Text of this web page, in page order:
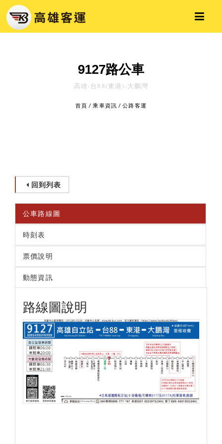
9127路公車
高雄-台88(東港)-大鵬灣
首頁 /乘車資訊 /公路客運
回到列表
公車路線圖
時刻表
票價說明
動態資訊
路線圖說明